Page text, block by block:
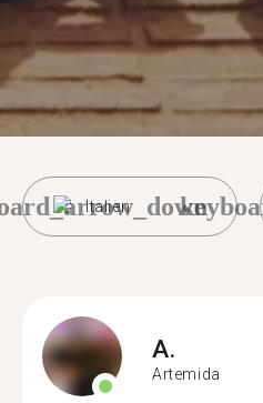
Italien
A.
Artemida